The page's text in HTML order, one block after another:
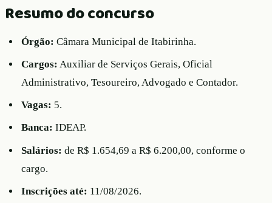
Resumo do concurso
Órgão: Câmara Municipal de Itabirinha.
Cargos: Auxiliar de Serviços Gerais, Oficial
Administrativo, Tesoureiro, Advogado e Contador.
Vagas: 5.
Banca: IDEAP.
Salários: de R$ 1.654,69 a R$ 6.200,00, conforme o
cargo.
Inscrições até: 11/08/2026.